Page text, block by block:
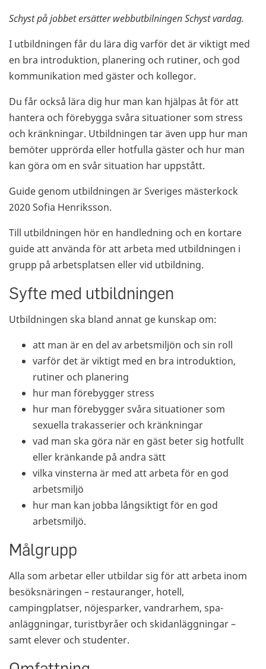
Schyst på jobbet ersätter webbutbilningen Schyst vardag.
I utbildningen får du lära dig varför det är viktigt med
en bra introduktion, planering och rutiner, och god
kommunikation med gäster och kollegor.
Du får också lära dig hur man kan hjälpas åt för att
hantera och förebygga svåra situationer som stress
och kränkningar. Utbildningen tar även upp hur man
bemöter upprörda eller hotfulla gäster och hur man
kan göra om en svår situation har uppstått.
Guide genom utbildningen är Sveriges mästerkock
2020 Sofia Henriksson.
Till utbildningen hör en handledning och en kortare
guide att använda för att arbeta med utbildningen i
grupp på arbetsplatsen eller vid utbildning.
Syfte med utbildningen
Utbildningen ska bland annat ge kunskap om:
att man är en del av arbetsmiljön och sin roll
varför det är viktigt med en bra introduktion,
rutiner och planering
hur man förebygger stress
hur man förebygger svåra situationer som
sexuella trakasserier och kränkningar
vad man ska göra när en gäst beter sig hotfullt
eller kränkande på andra sätt
vilka vinsterna är med att arbeta för en god
arbetsmiljö
hur man kan jobba långsiktigt för en god
arbetsmiljö.
Målgrupp
Alla som arbetar eller utbildar sig för att arbeta inom
besöksnäringen – restauranger, hotell,
campingplatser, nöjesparker, vandrarhem, spa-
anläggningar, turistbyråer och skidanläggningar –
samt elever och studenter.